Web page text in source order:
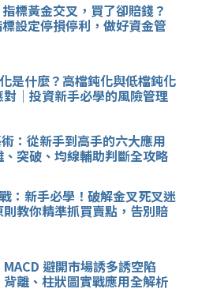
標黃金交叉，買了卻賠錢？
設定停損停利，做好資金管
是什麼？高檔鈍化與低檔鈍化
｜投資新手必學的風險管理
：從新手到高手的六大應用
突破、均線輔助判斷全攻略
：新手必學！破解金叉死叉迷
教你精準抓買賣點，告別賠
避開市場誘多誘空陷
離、柱狀圖實戰應用全解析